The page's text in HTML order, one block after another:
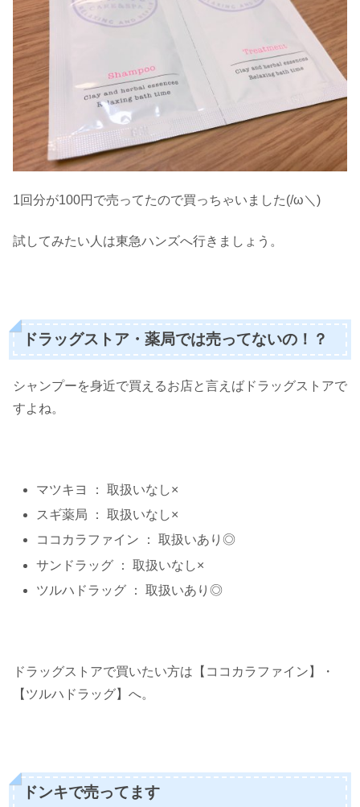
1回分が100円で売ってたので買っちゃいました(/ω＼)
試してみたい人は東急ハンズへ行きましょう。
ドラッグストア・薬局では売ってないの！？
シャンプーを身近で買えるお店と言えばドラッグストアで
すよね。
マツキヨ ： 取扱いなし×
スギ薬局 ： 取扱いなし×
ココカラファイン ： 取扱いあり◎
サンドラッグ ： 取扱いなし×
ツルハドラッグ ： 取扱いあり◎
ドラッグストアで買いたい方は【ココカラファイン】・
【ツルハドラッグ】へ。
ドンキで売ってます